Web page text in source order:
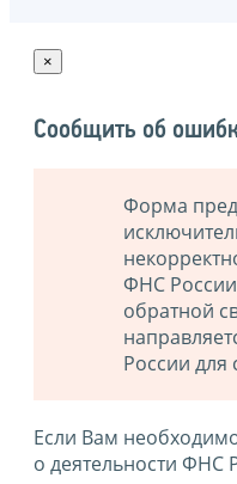
×
Сообщить об
Форма
ФНС
обратной
России для
Если Вам
о деятельности ФНС